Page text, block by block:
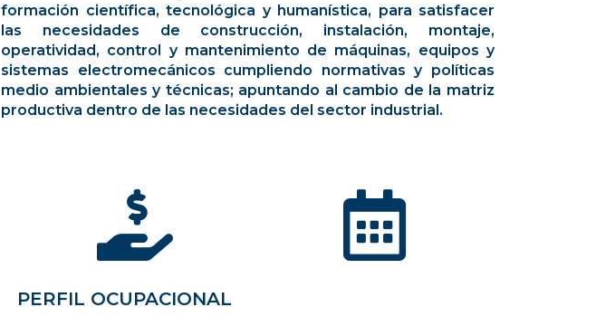
formación científica, tecnológica y humanística, para satisfacer
las necesidades de construcción, instalación, montaje,
operatividad, control y mantenimiento de máquinas, equipos y
sistemas electromecánicos cumpliendo normativas y políticas
medio ambientales y técnicas; apuntando al cambio de la matriz
productiva dentro de las necesidades del sector industrial.
PERFIL OCUPACIONAL